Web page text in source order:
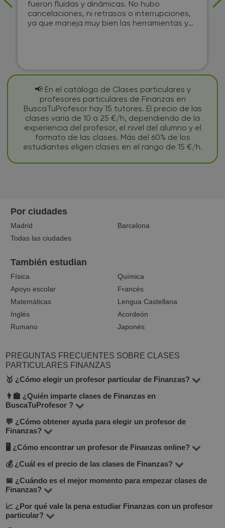
fueron fluídas y dinámicas. No hubo
cancelaciones, ni retrasos o interrupciones,
ya que maneja muy bien las herramientas y
📢 En el catálogo de Clases particulares y
profesores particulares de Finanzas en
BuscaTuProfesor hay 15 tutores. El precio de las
clases varía de 10 a 25 €/h, dependiendo de la
experiencia del profesor, el nivel del alumno y el
formato de las clases. Más del 60% de los
estudiantes eligen clases en el rango de 15 €/h.
Por ciudades
Madrid
Barcelona
Todas las ciudades
También estudian
Física
Química
Apoyo escolar
Francés
Matemáticas
Lengua Castellana
Inglés
Acordeón
Rumano
Japonés
PREGUNTAS FRECUENTES SOBRE CLASES
PARTICULARES FINANZAS
🥇 ¿Cómo elegir un profesor particular de Finanzas?
En la categoría Finanzas de BuscaTuProfesor
encontrarás 15 profesores disponibles. Para tomar la
mejor decisión, presta atención al precio por hora, la
(presencial u online), la experiencia profesional y la
formación académica del profesor.
👨‍🏫 ¿Quién imparte clases de Finanzas en
BuscaTuProfesor ?
En la plataforma hay profesores con distintos perfiles:
docentes titulados, profesores universitarios, estudiantes
de las mejores universidades y profesionales con
experiencia práctica. Todos son verificados por el equipo
de moderación.
💬 ¿Cómo obtener ayuda para elegir un profesor de
Finanzas?
Déjanos tu solicitud o escríbenos por el chat — el equipo
de BuscaTuProfesor te ayudará a encontrar el profesor
ideal según tus objetivos, presupuesto y formato de
clases.
🖥 ¿Cómo encontrar un profesor de Finanzas online?
Ve a la secciónFinanzas onlinepara ver los profesores
que imparten clases a distancia. El formato online es
cómodo y, en muchos casos, más económico.
💰 ¿Cuál es el precio de las clases de Finanzas?
Los precios varían entre 10 y 30 €/hora, según la
experiencia del profesor, el nivel de preparación y el
formato de las clases. En BuscaTuProfesor, más del 60%
📅 ¿Cuándo es el mejor momento para empezar clases de
Finanzas?
Lo ideal es empezar cuanto antes. Incluso 1–2 clases a
la semana con un buen profesor garantizan un progreso
📈 ¿Por qué vale la pena estudiar Finanzas con un profesor
particular?